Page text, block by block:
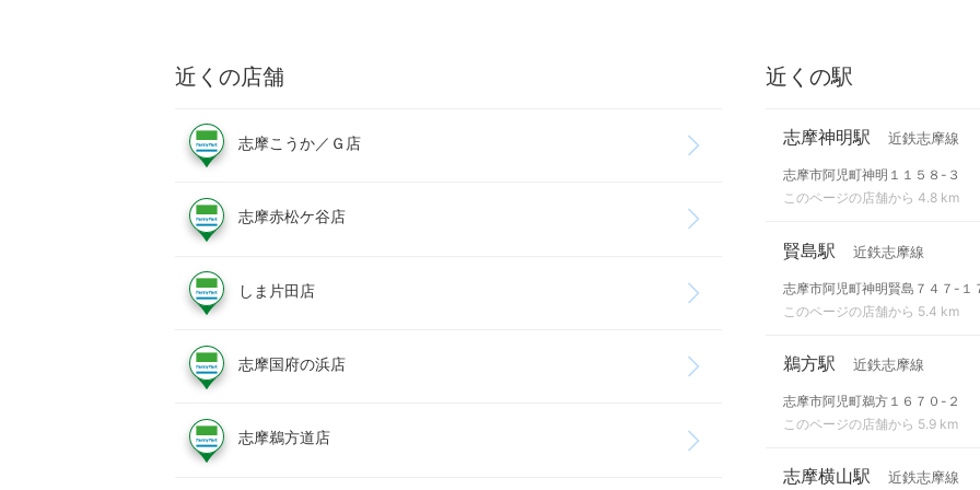
近くの店舗
志摩こうか／Ｇ店
志摩赤松ケ谷店
しま片田店
志摩国府の浜店
志摩鵜方道店
近くの駅
志摩神明駅 近鉄志摩線
志摩市阿児町神明１１５８-３
このページの店舗から 4.8 km
賢島駅 近鉄志摩線
志摩市阿児町神明賢島７４７-１
このページの店舗から 5.4 km
鵜方駅 近鉄志摩線
志摩市阿児町鵜方１６７０-２
このページの店舗から 5.9 km
志摩横山駅 近鉄志摩線